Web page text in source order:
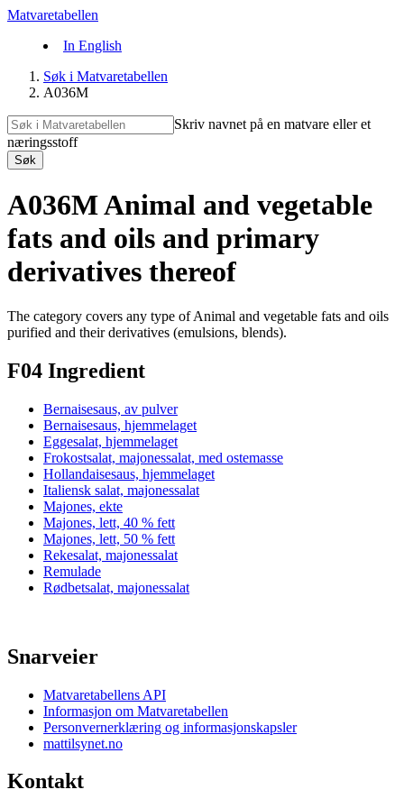
Matvaretabellen
In English
Søk i Matvaretabellen
A036M
Skriv navnet på en matvare eller et
næringsstoff
Søk
A036M Animal and vegetable
fats and oils and primary
derivatives thereof
The category covers any type of Animal and vegetable fats and oils
purified and their derivatives (emulsions, blends).
F04 Ingredient
Bernaisesaus, av pulver
Bernaisesaus, hjemmelaget
Eggesalat, hjemmelaget
Frokostsalat, majonessalat, med ostemasse
Hollandaisesaus, hjemmelaget
Italiensk salat, majonessalat
Majones, ekte
Majones, lett, 40 % fett
Majones, lett, 50 % fett
Rekesalat, majonessalat
Remulade
Rødbetsalat, majonessalat
Snarveier
Matvaretabellens API
Informasjon om Matvaretabellen
Personvernerklæring og informasjonskapsler
mattilsynet.no
Kontakt